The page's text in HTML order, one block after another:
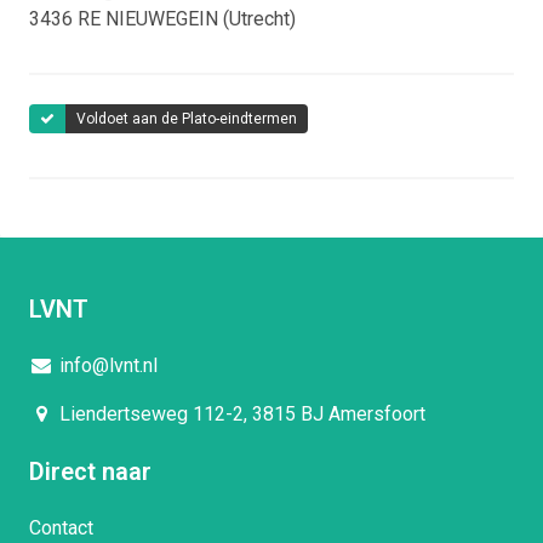
Sinds 2020.
Achtergrond
3436 RE NIEUWEGEIN (Utrecht)
Voldoet aan de Plato-eindtermen
LVNT
info@lvnt.nl
Liendertseweg 112-2, 3815 BJ Amersfoort
Direct naar
Contact